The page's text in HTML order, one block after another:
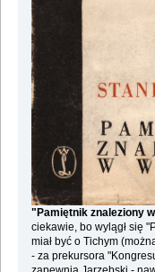
"Pamiętnik znaleziony
ciekawie, bo wylągł się
miał być o Tichym
- za prekursora